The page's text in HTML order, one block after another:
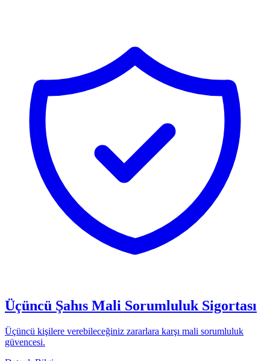
Üçüncü Şahıs Mali Sorumluluk Sigortası
Üçüncü kişilere verebileceğiniz zararlara karşı mali sorumluluk
güvencesi.